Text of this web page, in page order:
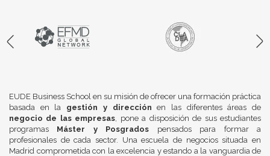
EUDE Business School en su misión de ofrecer una formación práctica
basada en la gestión y dirección en las diferentes áreas de
negocio de las empresas , pone a disposición de sus estudiantes
programas Máster y Posgrados pensados para formar a
profesionales de cada sector. Una escuela de negocios situada en
Madrid comprometida con la excelencia y estando a la vanguardia de